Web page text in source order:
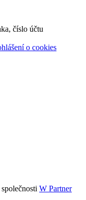
číslo účtu
o cookies
W Partner